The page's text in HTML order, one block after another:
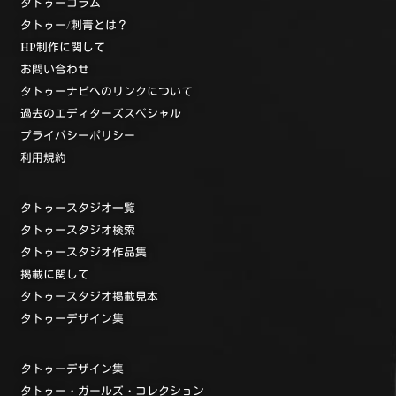
タトゥー/刺青とは？
HP制作に関して
お問い合わせ
タトゥーナビへのリンクについて
過去のエディターズスペシャル
プライバシーポリシー
利用規約
タトゥースタジオ一覧
タトゥースタジオ検索
タトゥースタジオ作品集
掲載に関して
タトゥースタジオ掲載見本
タトゥーデザイン集
タトゥーデザイン集
タトゥー・ガールズ・コレクション